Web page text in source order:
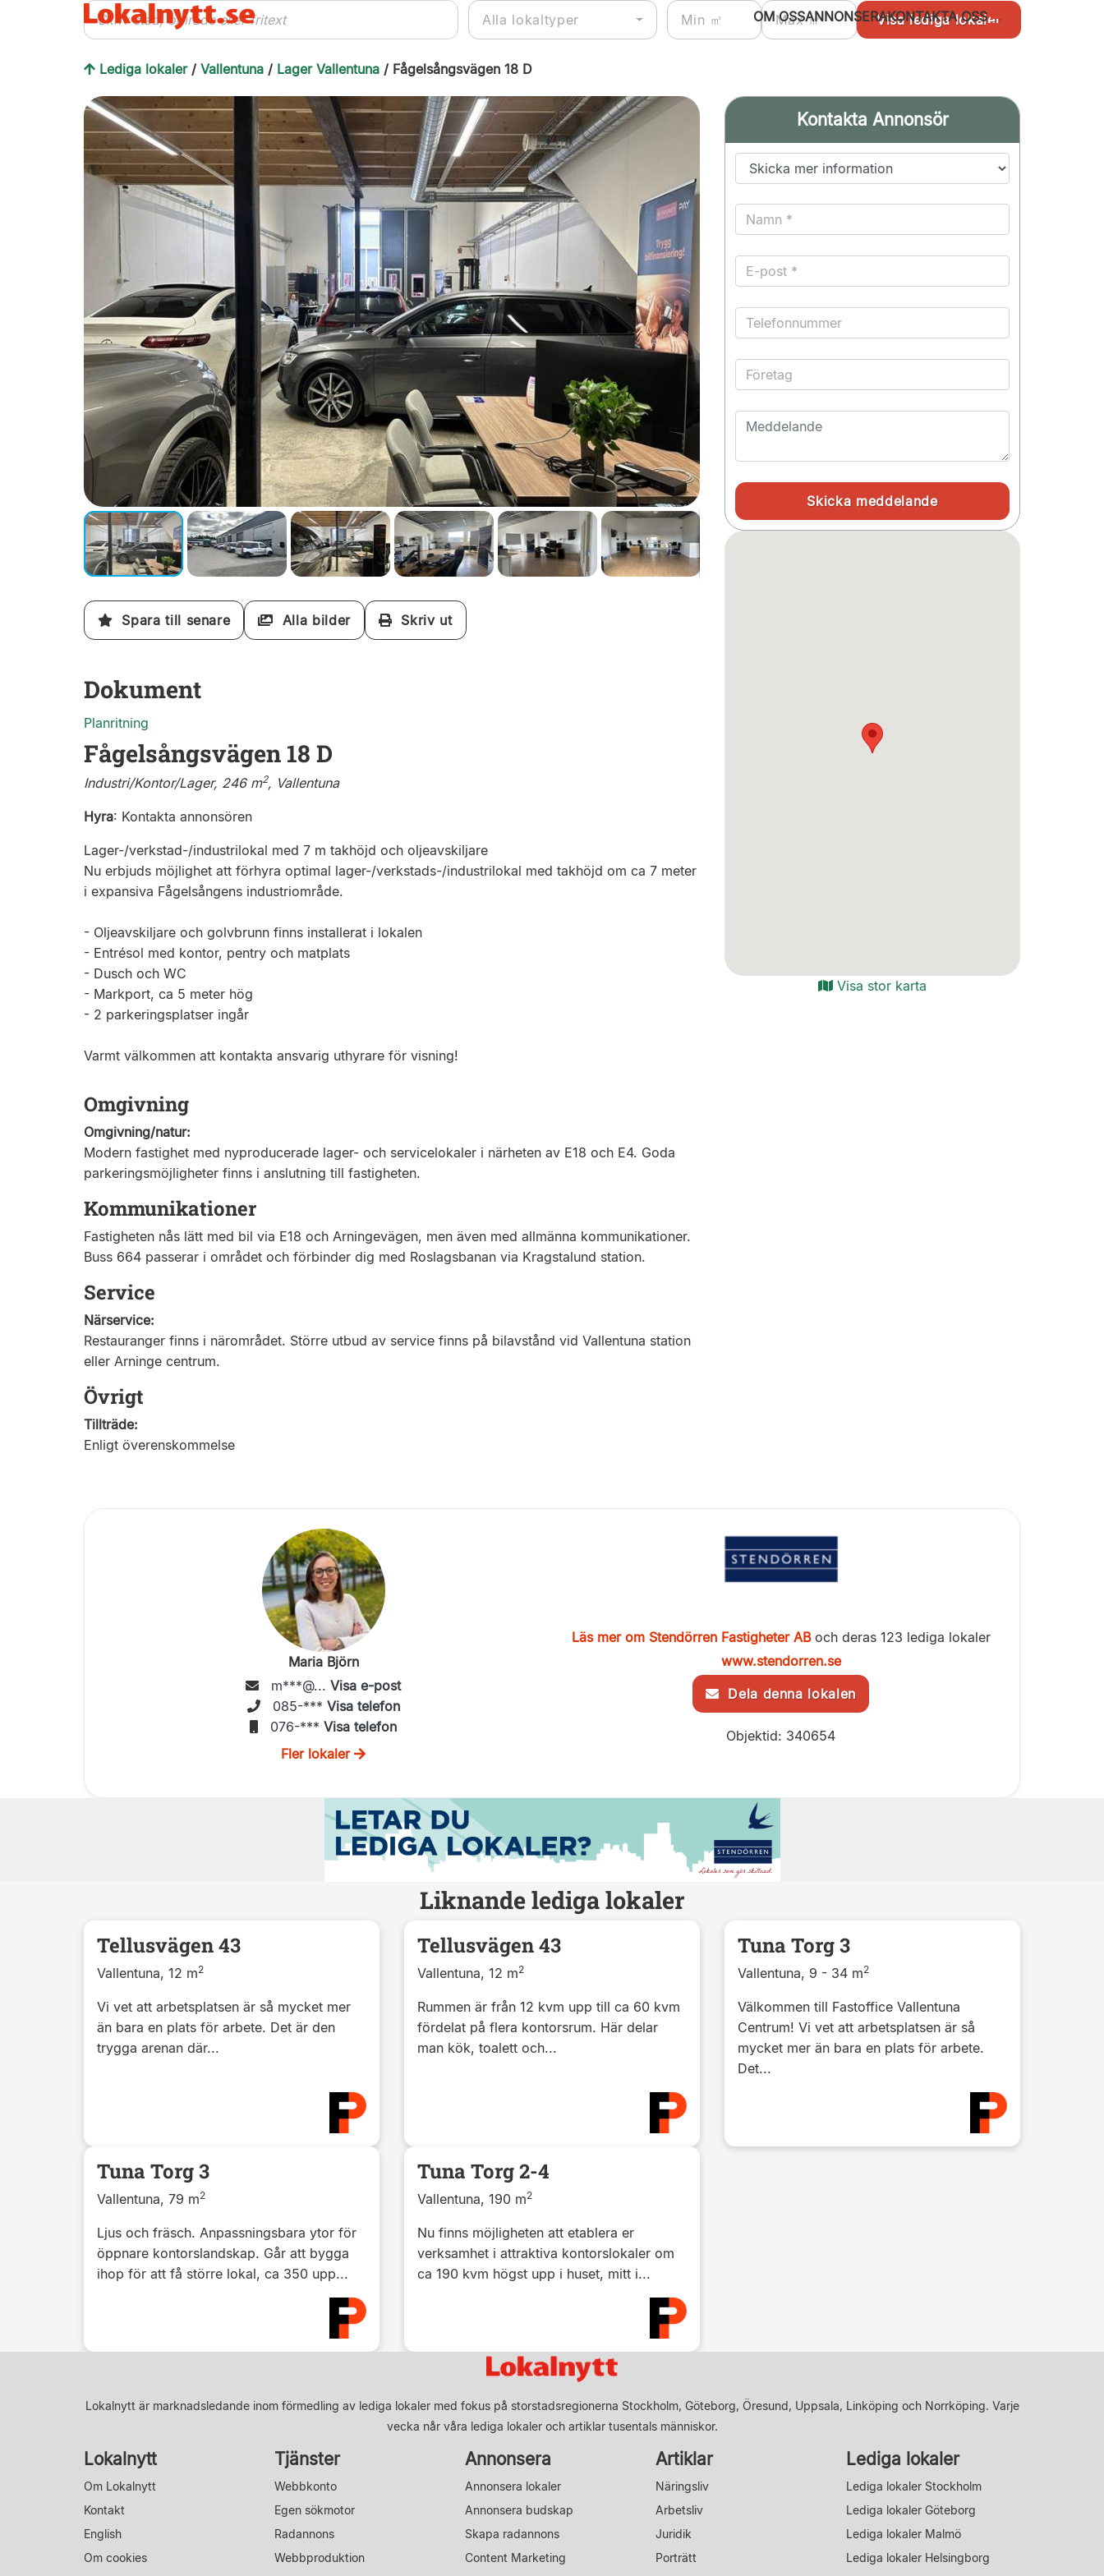
OM OSSANNONSERAKONTAKTA OSS
Alla lokaltyper
Lediga lokaler / Vallentuna / Lager Vallentuna / Fågelsångsvägen 18 D
Spara till senare Alla bilder Skriv ut
Dokument
Planritning
Fågelsångsvägen 18 D
Industri/Kontor/Lager, 246 m2, Vallentuna
Hyra: Kontakta annonsören
Lager-/verkstad-/industrilokal med 7 m takhöjd och oljeavskiljare
Nu erbjuds möjlighet att förhyra optimal lager-/verkstads-/industrilokal med takhöjd om ca 7 meter
i expansiva Fågelsångens industriområde.
- Oljeavskiljare och golvbrunn finns installerat i lokalen
- Entrésol med kontor, pentry och matplats
- Dusch och WC
- Markport, ca 5 meter hög
- 2 parkeringsplatser ingår
Varmt välkommen att kontakta ansvarig uthyrare för visning!
Omgivning
Omgivning/natur:
Modern fastighet med nyproducerade lager- och servicelokaler i närheten av E18 och E4. Goda
parkeringsmöjligheter finns i anslutning till fastigheten.
Kommunikationer
Fastigheten nås lätt med bil via E18 och Arningevägen, men även med allmänna kommunikationer.
Buss 664 passerar i området och förbinder dig med Roslagsbanan via Kragstalund station.
Service
Närservice:
Restauranger finns i närområdet. Större utbud av service finns på bilavstånd vid Vallentuna station
eller Arninge centrum.
Övrigt
Tillträde:
Enligt överenskommelse
Kontakta Annonsör
Visa stor karta
Maria Björn
m***@... Visa e-post
085-*** Visa telefon
076-*** Visa telefon
Fler lokaler
Läs mer om Stendörren Fastigheter ABoch deras 123 lediga lokaler
www.stendorren.se
Dela denna lokalen
Objektid: 340654
Liknande lediga lokaler
Tellusvägen 43
Vallentuna, 12 m2
Vi vet att arbetsplatsen är så mycket mer
än bara en plats för arbete. Det är den
trygga arenan där...
Tellusvägen 43
Vallentuna, 12 m2
Rummen är från 12 kvm upp till ca 60 kvm
fördelat på flera kontorsrum. Här delar
man kök, toalett och...
Tuna Torg 3
Vallentuna, 9 - 34 m2
Välkommen till Fastoffice Vallentuna
Centrum! Vi vet att arbetsplatsen är så
mycket mer än bara en plats för arbete.
Det...
Tuna Torg 3
Vallentuna, 79 m2
Ljus och fräsch. Anpassningsbara ytor för
öppnare kontorslandskap. Går att bygga
ihop för att få större lokal, ca 350 upp...
Tuna Torg 2-4
Vallentuna, 190 m2
Nu finns möjligheten att etablera er
verksamhet i attraktiva kontorslokaler om
ca 190 kvm högst upp i huset, mitt i...
Lokalnytt är marknadsledande inom förmedling av lediga lokaler med fokus på storstadsregionerna Stockholm, Göteborg, Öresund, Uppsala, Linköping och Norrköping. Varje
vecka når våra lediga lokaler och artiklar tusentals människor.
Lokalnytt
Om Lokalnytt
Kontakt
English
Om cookies
Tjänster
Webbkonto
Egen sökmotor
Radannons
Webbproduktion
Annonsera
Annonsera lokaler
Annonsera budskap
Skapa radannons
Content Marketing
Artiklar
Näringsliv
Arbetsliv
Juridik
Porträtt
Lediga lokaler
Lediga lokaler Stockholm
Lediga lokaler Göteborg
Lediga lokaler Malmö
Lediga lokaler Helsingborg